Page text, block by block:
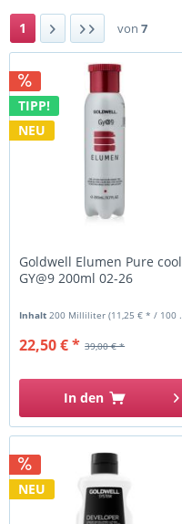
1 von 7
TIPP!
NEU
Goldwell Elumen Pure cool
GY@9 200ml 02-26
Inhalt200 Milliliter(11,25 € * / 100 Milliliter)
39,00 € *
22,50 € *
In den
NEU